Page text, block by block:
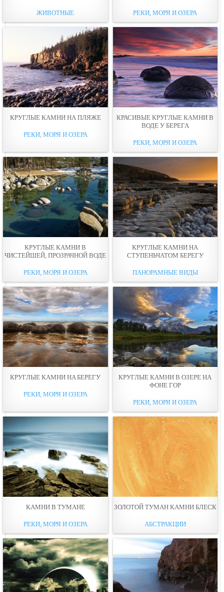
ЖИВОТНЫЕ РЕКИ, МОРЯ И ОЗЕРА
КРУГЛЫЕ КАМНИ НА ПЛЯЖЕ
РЕКИ, МОРЯ И ОЗЕРА
КРАСИВЫЕ КРУГЛЫЕ КАМНИ В
ВОДЕ У БЕРЕГА
РЕКИ, МОРЯ И ОЗЕРА
КРУГЛЫЕ КАМНИ В
ЧИСТЕЙШЕЙ, ПРОЗРАЧНОЙ ВОДЕ
РЕКИ, МОРЯ И ОЗЕРА
КРУГЛЫЕ КАМНИ НА
СТУПЕНЬЧАТОМ БЕРЕГУ
ПАНОРАМНЫЕ ВИДЫ
КРУГЛЫЕ КАМНИ НA БЕРЕГУ
РЕКИ, МОРЯ И ОЗЕРА
КРУГЛЫЕ КАМНИ В ОЗЕРЕ НА
ФОНЕ ГОР
РЕКИ, МОРЯ И ОЗЕРА
КАМНИ В ТУМАНЕ
РЕКИ, МОРЯ И ОЗЕРА
ЗОЛОТОЙ ТУМАН КАМНИ БЛЕСК
АБСТРАКЦИИ